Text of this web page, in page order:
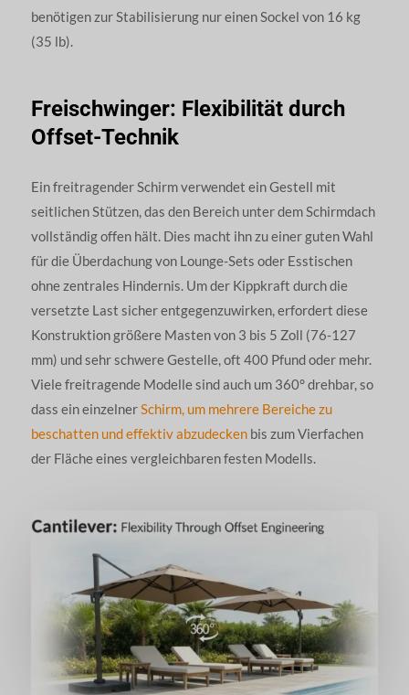
benötigen zur Stabilisierung nur einen Sockel von 16 kg
(35 lb).
Freischwinger: Flexibilität durch
Offset-Technik
Ein freitragender Schirm verwendet ein Gestell mit
seitlichen Stützen, das den Bereich unter dem Schirmdach
vollständig offen hält. Dies macht ihn zu einer guten Wahl
für die Überdachung von Lounge-Sets oder Esstischen
ohne zentrales Hindernis. Um der Kippkraft durch die
versetzte Last sicher entgegenzuwirken, erfordert diese
Konstruktion größere Masten von 3 bis 5 Zoll (76-127
mm) und sehr schwere Gestelle, oft 400 Pfund oder mehr.
Viele freitragende Modelle sind auch um 360° drehbar, so
dass ein einzelner Schirm, um mehrere Bereiche zu
beschatten und effektiv abzudeckenbis zum Vierfachen
der Fläche eines vergleichbaren festen Modells.